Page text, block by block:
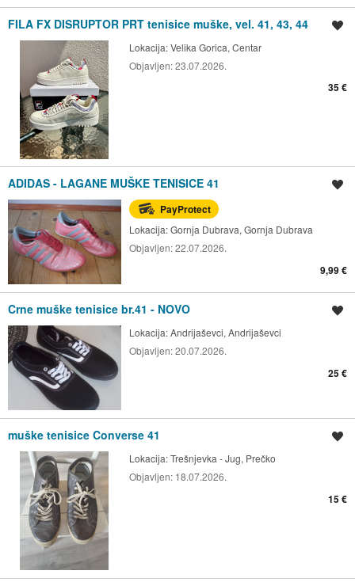
FILA FX DISRUPTOR PRT tenisice muške, vel. 41, 43, 44
Lokacija:Velika Gorica, Centar
Objavljen:23.07.2026.
35 €
ADIDAS - LAGANE MUŠKE TENISICE 41
PayProtect
Lokacija:Gornja Dubrava, Gornja Dubrava
Objavljen:22.07.2026.
9,99 €
Crne muške tenisice br.41 - NOVO
Lokacija:Andrijaševci, Andrijaševci
Objavljen:20.07.2026.
25 €
muške tenisice Converse 41
Lokacija:Trešnjevka - Jug, Prečko
Objavljen: 18.07.2026.
15 €